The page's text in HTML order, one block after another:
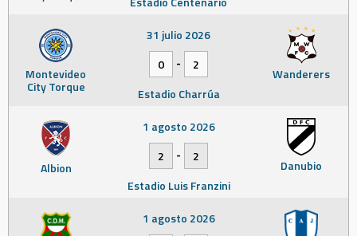
Montevideo
City Torque
Wanderers
31 julio 2026
0
-
2
Estadio Charrúa
Albion Danubio
1 agosto 2026
2
-
2
Estadio Luis Franzini
1 agosto 2026